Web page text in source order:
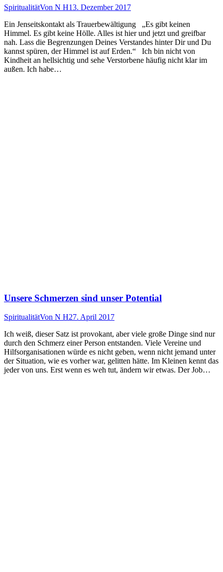
SpiritualitätVon N H13. Dezember 2017
Ein Jenseitskontakt als Trauerbewältigung „Es gibt keinen
Himmel. Es gibt keine Hölle. Alles ist hier und jetzt und greifbar
nah. Lass die Begrenzungen Deines Verstandes hinter Dir und Du
kannst spüren, der Himmel ist auf Erden.“ Ich bin nicht von
Kindheit an hellsichtig und sehe Verstorbene häufig nicht klar im
außen. Ich habe…
Unsere Schmerzen sind unser Potential
SpiritualitätVon N H27. April 2017
Ich weiß, dieser Satz ist provokant, aber viele große Dinge sind nur
durch den Schmerz einer Person entstanden. Viele Vereine und
Hilfsorganisationen würde es nicht geben, wenn nicht jemand unter
der Situation, wie es vorher war, gelitten hätte. Im Kleinen kennt das
jeder von uns. Erst wenn es weh tut, ändern wir etwas. Der Job…